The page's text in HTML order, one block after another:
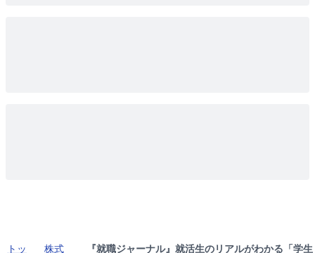
トッ
株式
『就職ジャーナル』就活生のリアルがわかる「学生